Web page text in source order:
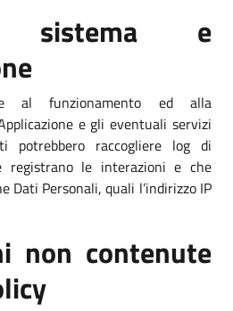
e
al funzionamento ed alla
e gli eventuali servizi
potrebbero raccogliere log di
registrano le interazioni e che
Dati Personali, quali l’indirizzo IP
non contenute